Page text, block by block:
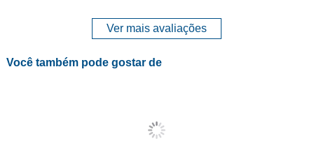
Ver mais avaliações
Você também pode gostar de